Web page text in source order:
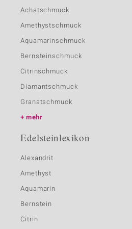
Achatschmuck
Amethystschmuck
Aquamarinschmuck
Bernsteinschmuck
Citrinschmuck
Diamantschmuck
Granatschmuck
mehr
Edelsteinlexikon
Alexandrit
Amethyst
Aquamarin
Bernstein
Citrin